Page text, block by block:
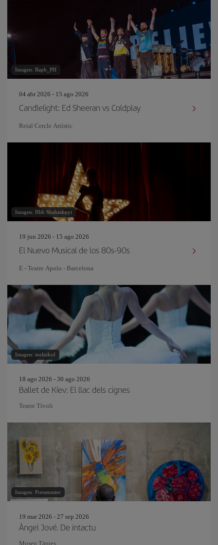
Imagen: Raph_PH
04 abr 2026 - 15 ago 2026
Candlelight: Ed Sheeran vs Coldplay
Reial Cercle Artístic
Imagen: Hlib Shabashnyi
19 jun 2026 - 15 ago 2026
El Nuevo Musical de los 80s-90s
E - Teatre Apolo - Barcelona
Imagen: melnikof
18 ago 2026 - 30 ago 2026
Ballet de Kíev: El llac dels cignes
Teatre Tívoli
Imagen: Pressmaster
19 mar 2026 - 27 sep 2026
Àngel Jové. De intactu
Museu Tàpies